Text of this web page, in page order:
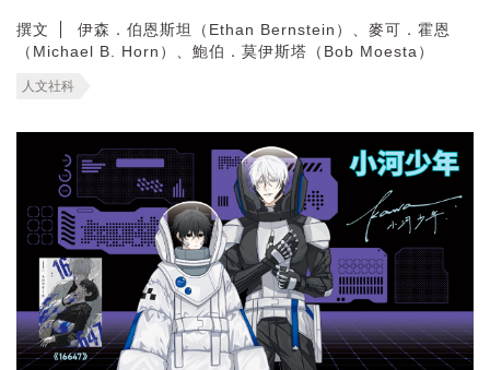
撰文
伊森．伯恩斯坦（Ethan Bernstein）、麥可．霍恩
（Michael B. Horn）、鮑伯．莫伊斯塔（Bob Moesta）
人文社科